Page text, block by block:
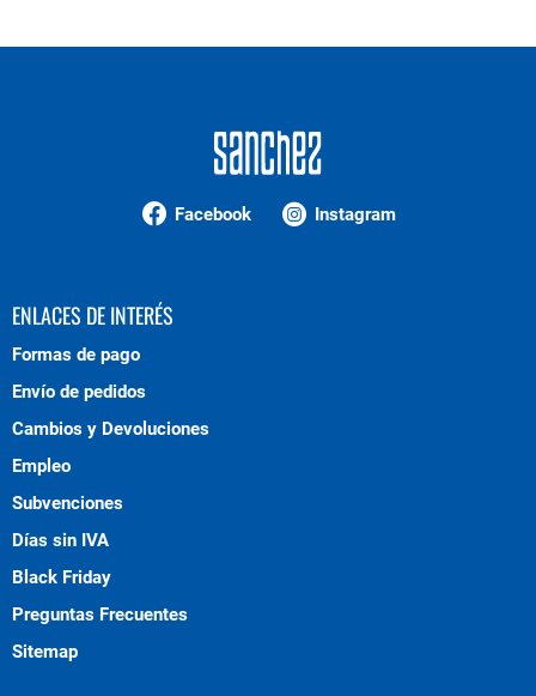
Facebook Instagram
ENLACES DE INTERÉS
Formas de pago
Envío de pedidos
Cambios y Devoluciones
Empleo
Subvenciones
Días sin IVA
Black Friday
Preguntas Frecuentes
Sitemap